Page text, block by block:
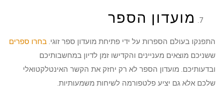
מועדון הספר
התפנקו בעולם הספרות על ידי פתיחת מועדון ספר זוגי.בחרו ספרים
ששניכם מוצאים מעניינים והקדישו זמן לדיון במחשבותיכם
ובדעותיכם. מועדון הספר לא רק יחזק את הקשר האינטלקטואלי
שלכם אלא גם יציע פלטפורמה לשיחות משמעותיות.